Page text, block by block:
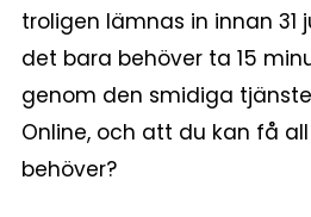
troligen lämnas in innan 31
det bara behöver ta 15
genom den smidiga
Online, och att du kan få
behöver?